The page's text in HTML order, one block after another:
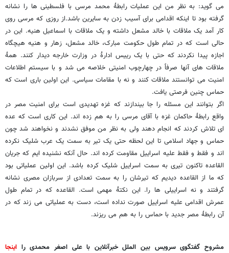
می گوید: به نظر من این عملیات رابطۀ محمد مرسی با فلسطینی ها را نشانه
گرفته بود تا اینکه اقدامی برای آسیب زدن به سایرین باشد.از روزی که مرسی روی
کار آمد یک ملاقات با خالد مشعل داشته و یک ملاقات با اسماعیل هنیه. این در
حالی است که در تمام طول حکومت مبارک، خالد مشعل، زهار و هنیه هیچگاه
اجازه پیدا نکردند که حتی با یک رییس ادارۀ در وزارت خارجه دیدار کنند. همۀ
ملاقات های آنها صرفاً در چهارچوب امنیتی خلاصه می شد و با سیستم اطلاعات
امنیت می توانستند ملاقات کنند و نه با مقامات سیاسی. این اولین باری است که
حماس چنین فرصتی یافت.
اگر بتوانند این مسئله را جا بیندازند که غزه تهدیدی است برای امنیت مصر در
واقع رابطۀ حاکمان غزه با آقای مرسی را به هم زده اند. این کاری است که عده
ای تلاش کردند که انجام دهند ولی به نظر من موفق نشدند و نخواهند شد چون
حماس و جهاد اسلامی تا این لحظه حتی یک تیر به سمت یک عرب شلیک نکرده
اند و فقط و فقط علیه اسراییل مقاومت کرده اند. حال آنکه نشنیده ایم که جریان
القاعده تاکنون تیری به سمت اسراییل شلیک کرده باشد. این اولین عملیاتی بود
که ما از القاعده دیدیم که تیرشان را به سمت تعدادی از سربازان مصری نشانه
گرفتند و نه اسراییلی ها را. این نکتۀ مهمی است. القاعده که در تمام طول
عمرش اقدامی علیه اسراییل صورت نداده است، دست به عملیاتی می زند که در
آن رابطۀ مصر جدید با حماس را به هم می ریزند.
مشروح گفتگوی سرویس بین الملل خبرآنلاین با علی اصغر محمدی را اینجا